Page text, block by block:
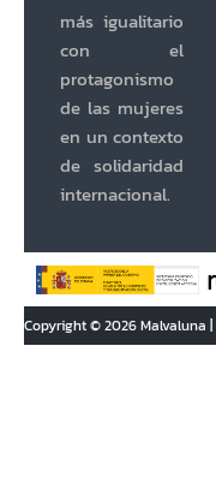
más igualitario
con el
protagonismo
de las mujeres
en un contexto
de solidaridad
internacional.
Copyright © 2026 Malvaluna